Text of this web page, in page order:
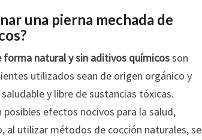
una pierna mechada de
forma natural y sin aditivos químicosson
utilizados sean de origen orgánico y
y libre de sustancias tóxicas.
efectos nocivos para la salud,
utilizar métodos de cocción naturales, se